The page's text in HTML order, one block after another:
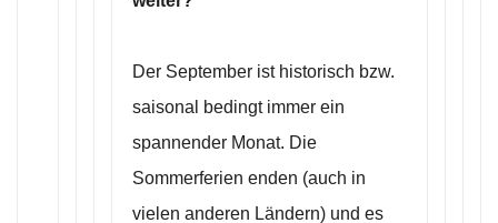
Der September ist historisch bzw.
saisonal bedingt immer ein
spannender Monat. Die
Sommerferien enden (auch in
vielen anderen Ländern) und es